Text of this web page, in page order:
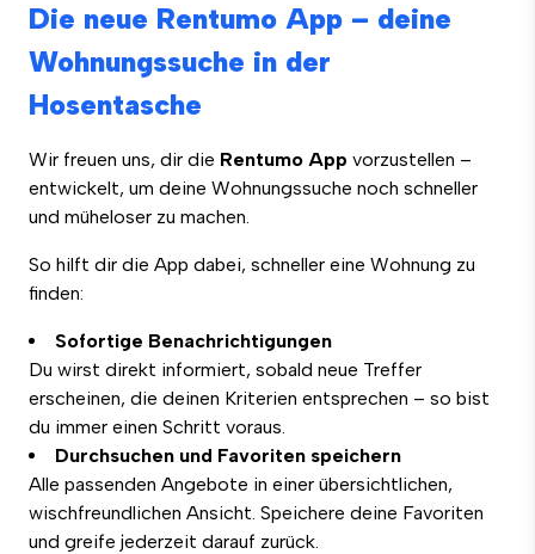
Die neue Rentumo App – deine
Wohnungssuche in der
Hosentasche
Wir freuen uns, dir die Rentumo App vorzustellen –
entwickelt, um deine Wohnungssuche noch schneller
und müheloser zu machen.
So hilft dir die App dabei, schneller eine Wohnung zu
finden:
Sofortige Benachrichtigungen
Du wirst direkt informiert, sobald neue Treffer
erscheinen, die deinen Kriterien entsprechen – so bist
du immer einen Schritt voraus.
Durchsuchen und Favoriten speichern
Alle passenden Angebote in einer übersichtlichen,
wischfreundlichen Ansicht. Speichere deine Favoriten
und greife jederzeit darauf zurück.